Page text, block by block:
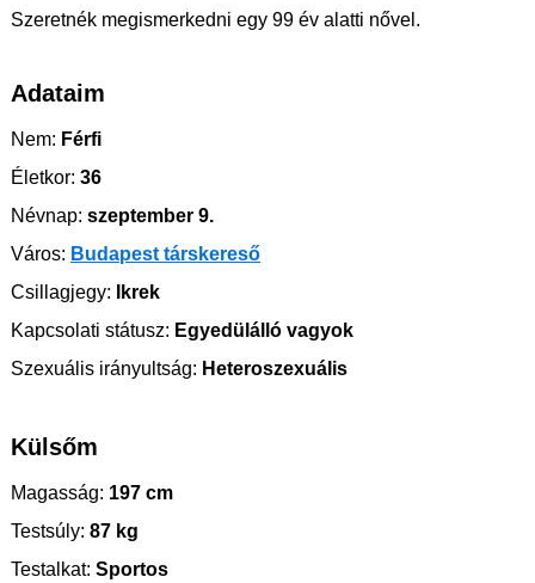
Szeretnék megismerkedni egy 99 év alatti nővel.
Adataim
Nem: Férfi
Életkor: 36
Névnap: szeptember 9.
Város: Budapest társkereső
Csillagjegy: Ikrek
Kapcsolati státusz: Egyedülálló vagyok
Szexuális irányultság: Heteroszexuális
Külsőm
Magasság: 197 cm
Testsúly: 87 kg
Testalkat: Sportos